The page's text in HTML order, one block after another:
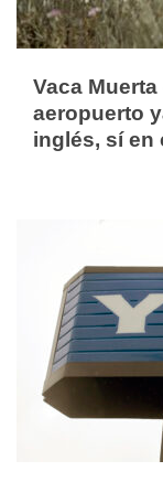
Vaca
aeropuerto
inglés, sí en